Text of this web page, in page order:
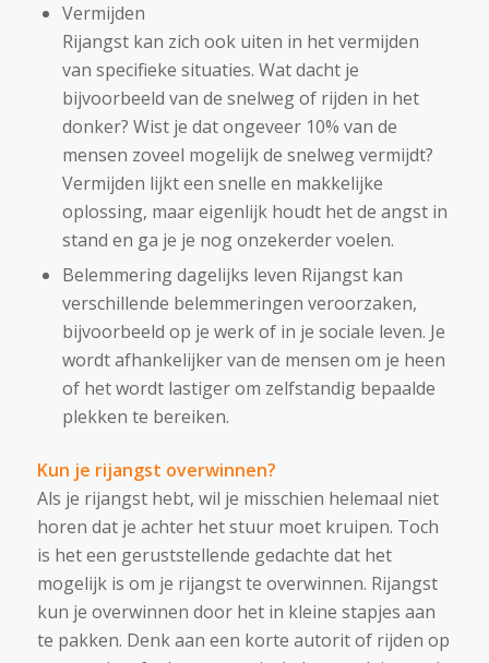
Vermijden
Rijangst kan zich ook uiten in het vermijden
van specifieke situaties. Wat dacht je
bijvoorbeeld van de snelweg of rijden in het
donker? Wist je dat ongeveer 10% van de
mensen zoveel mogelijk de snelweg vermijdt?
Vermijden lijkt een snelle en makkelijke
oplossing, maar eigenlijk houdt het de angst in
stand en ga je je nog onzekerder voelen.
Belemmering dagelijks leven Rijangst kan
verschillende belemmeringen veroorzaken,
bijvoorbeeld op je werk of in je sociale leven. Je
wordt afhankelijker van de mensen om je heen
of het wordt lastiger om zelfstandig bepaalde
plekken te bereiken.
Kun je rijangst overwinnen?
Als je rijangst hebt, wil je misschien helemaal niet
horen dat je achter het stuur moet kruipen. Toch
is het een geruststellende gedachte dat het
mogelijk is om je rijangst te overwinnen. Rijangst
kun je overwinnen door het in kleine stapjes aan
te pakken. Denk aan een korte autorit of rijden op